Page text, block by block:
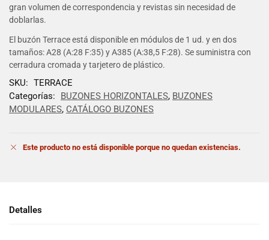
Este producto no está disponible porque no quedan existencias.
SKU: TERRACE
Categorías:
BUZONES HORIZONTALES, BUZONES
MODULARES, CATÁLOGO BUZONES
gran volumen de correspondencia y revistas sin necesidad de
doblarlas.
El buzón Terrace está disponible en módulos de 1 ud. y en dos
tamaños: A28 (A:28 F:35) y A385 (A:38,5 F:28). Se suministra con
cerradura cromada y tarjetero de plástico.
Detalles